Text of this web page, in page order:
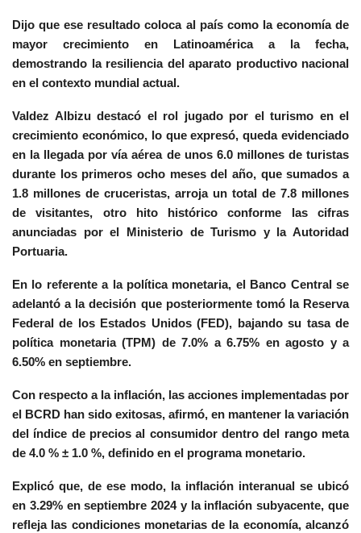
Dijo que ese resultado coloca al país como la economía de
mayor crecimiento en Latinoamérica a la fecha,
demostrando la resiliencia del aparato productivo nacional
en el contexto mundial actual.
Valdez Albizu destacó el rol jugado por el turismo en el
crecimiento económico, lo que expresó, queda evidenciado
en la llegada por vía aérea de unos 6.0 millones de turistas
durante los primeros ocho meses del año, que sumados a
1.8 millones de cruceristas, arroja un total de 7.8 millones
de visitantes, otro hito histórico conforme las cifras
anunciadas por el Ministerio de Turismo y la Autoridad
Portuaria.
En lo referente a la política monetaria, el Banco Central se
adelantó a la decisión que posteriormente tomó la Reserva
Federal de los Estados Unidos (FED), bajando su tasa de
política monetaria (TPM) de 7.0% a 6.75% en agosto y a
6.50% en septiembre.
Con respecto a la inflación, las acciones implementadas por
el BCRD han sido exitosas, afirmó, en mantener la variación
del índice de precios al consumidor dentro del rango meta
de 4.0 % ± 1.0 %, definido en el programa monetario.
Explicó que, de ese modo, la inflación interanual se ubicó
en 3.29% en septiembre 2024 y la inflación subyacente, que
refleja las condiciones monetarias de la economía, alcanzó